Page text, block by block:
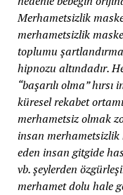
Merhametsizlik
merhametsizlik
toplumu
hipnozu altındadır.
“başarılı olma”
küresel rekabet
merhametsiz olmak
insan
eden insan gitgide
vb. şeylerden
merhamet dolu hale